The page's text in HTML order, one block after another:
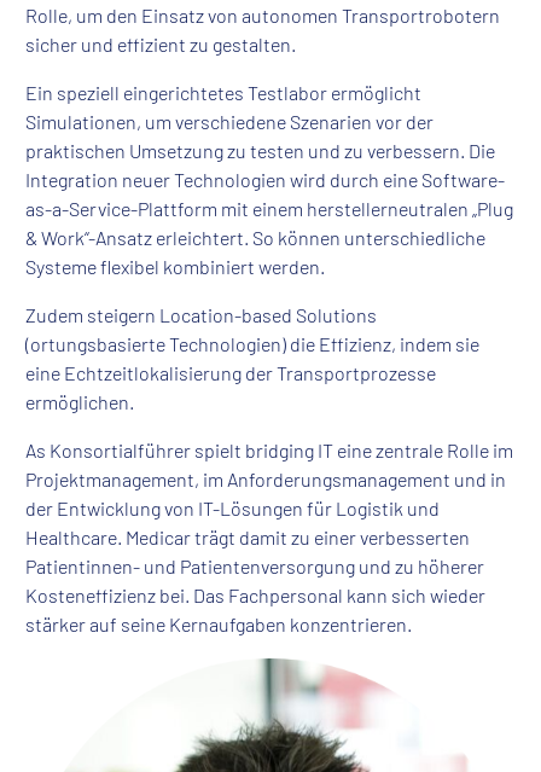
Rolle, um den Einsatz von autonomen Transportrobotern
sicher und effizient zu gestalten.
Ein speziell eingerichtetes Testlabor ermöglicht
Simulationen, um verschiedene Szenarien vor der
praktischen Umsetzung zu testen und zu verbessern. Die
Integration neuer Technologien wird durch eine Software-
as-a-Service-Plattform mit einem herstellerneutralen „Plug
& Work“-Ansatz erleichtert. So können unterschiedliche
Systeme flexibel kombiniert werden.
Zudem steigern Location-based Solutions
(ortungsbasierte Technologien) die Effizienz, indem sie
eine Echtzeitlokalisierung der Transportprozesse
ermöglichen.
As Konsortialführer spielt bridging IT eine zentrale Rolle im
Projektmanagement, im Anforderungsmanagement und in
der Entwicklung von IT-Lösungen für Logistik und
Healthcare. Medicar trägt damit zu einer verbesserten
Patientinnen- und Patientenversorgung und zu höherer
Kosteneffizienz bei. Das Fachpersonal kann sich wieder
stärker auf seine Kernaufgaben konzentrieren.